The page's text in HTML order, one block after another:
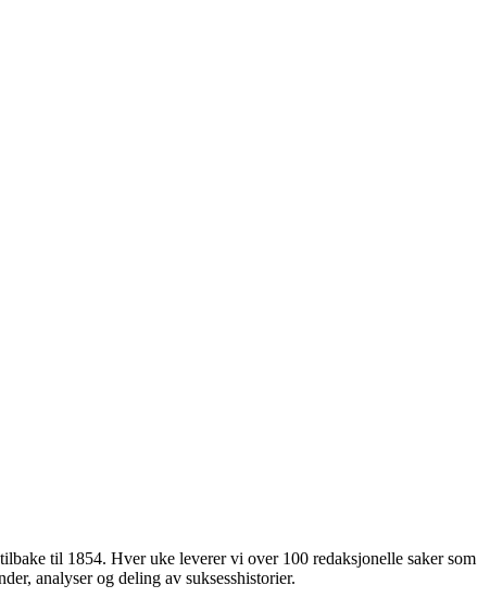
til 1854. Hver uke leverer vi over 100 redaksjonelle saker som
analyser og deling av suksesshistorier.